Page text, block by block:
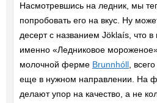
Насмотревшись на ледник, мы
попробовать его на вкус. Ну
десерт с названием Jöklaís, что в
именно «Ледниковое
молочной ферме Brunnhóll,
еще в нужном направлении. На
делают упор на качество, а не